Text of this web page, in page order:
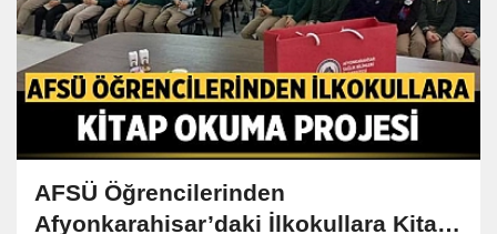
AFSÜ Öğrencilerinden
Afyonkarahisar’daki İlkokullara Kitap